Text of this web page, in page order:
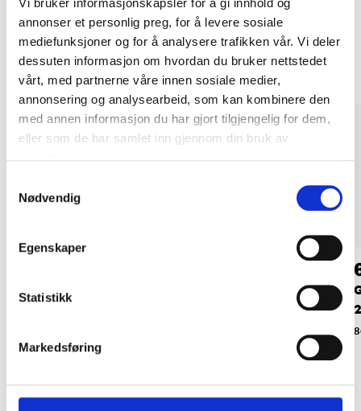
annonser et personlig preg, for å levere sosiale
mediefunksjoner og for å analysere trafikken vår. Vi deler
dessuten informasjon om hvordan du bruker nettstedet
vårt, med partnerne våre innen sosiale medier,
annonsering og analysearbeid, som kan kombinere den
med annen informasjon du har gjort tilgjengelig for dem,
eller som de har samlet inn gjennom din bruk av
Nødvendig
Egenskaper
Statistikk
Markedsføring
Andre kunder har også kjøpt
Stolpesko U, 120 x